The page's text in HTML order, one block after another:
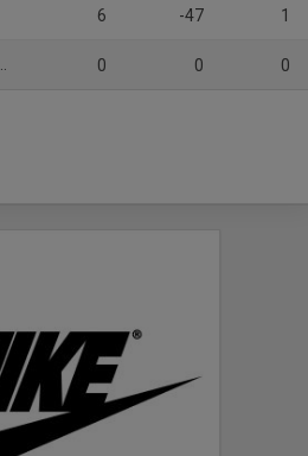
6 -47 1
0 0 0